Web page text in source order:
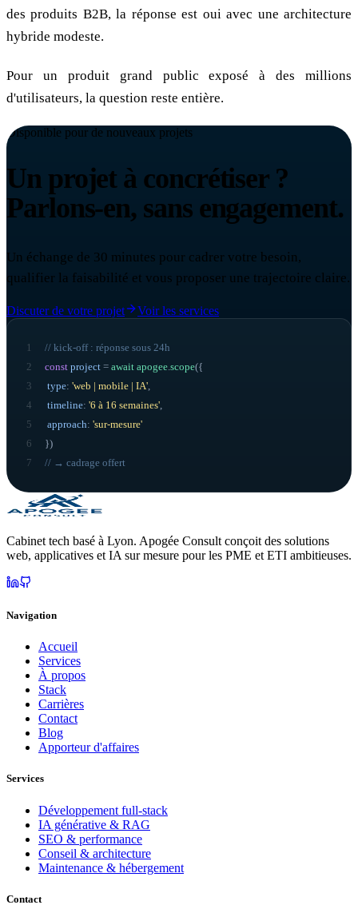
des produits B2B, la réponse est oui avec une architecture
hybride modeste.
Pour un produit grand public exposé à des millions
d'utilisateurs, la question reste entière.
Disponible pour de nouveaux projets
Un projet à concrétiser ?
Parlons-en, sans engagement.
Un échange de 30 minutes pour cadrer votre besoin,
qualifier la faisabilité et vous proposer une trajectoire claire.
Discuter de votre projet Voir les services
1
// kick-off : réponse sous 24h
2
const project = await apogee scope({
3
type: 'web | mobile | IA'
4
timeline: '6 à 16 semaines'
5
approach: 'sur-mesure'
6
})
7
// → cadrage offert
Cabinet tech basé à Lyon. Apogée Consult conçoit des solutions
web, applicatives et IA sur mesure pour les PME et ETI ambitieuses.
Navigation
Accueil
Services
À propos
Stack
Carrières
Contact
Blog
Apporteur d'affaires
Services
Développement full-stack
IA générative & RAG
SEO & performance
Conseil & architecture
Maintenance & hébergement
Contact